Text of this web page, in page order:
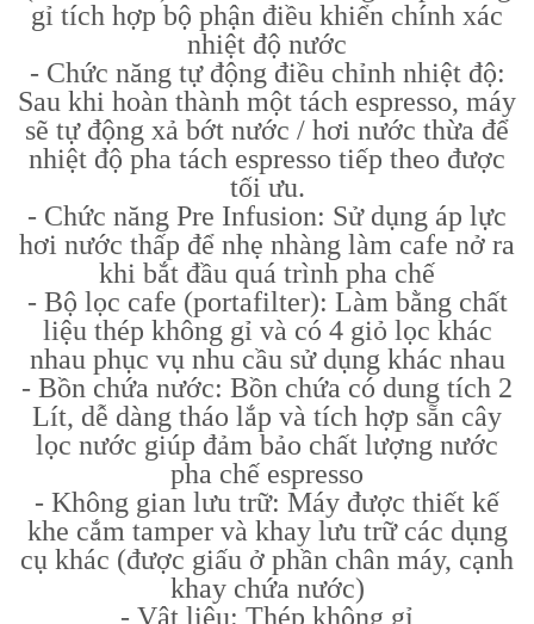
gỉ tích hợp bộ phận điều khiển chính xác
nhiệt độ nước
- Chức năng tự động điều chỉnh nhiệt độ:
Sau khi hoàn thành một tách espresso, máy
sẽ tự động xả bớt nước / hơi nước thừa để
nhiệt độ pha tách espresso tiếp theo được
tối ưu.
- Chức năng Pre Infusion: Sử dụng áp lực
hơi nước thấp để nhẹ nhàng làm cafe nở ra
khi bắt đầu quá trình pha chế
- Bộ lọc cafe (portafilter): Làm bằng chất
liệu thép không gỉ và có 4 giỏ lọc khác
nhau phục vụ nhu cầu sử dụng khác nhau
- Bồn chứa nước: Bồn chứa có dung tích 2
Lít, dễ dàng tháo lắp và tích hợp sẵn cây
lọc nước giúp đảm bảo chất lượng nước
pha chế espresso
- Không gian lưu trữ: Máy được thiết kế
khe cắm tamper và khay lưu trữ các dụng
cụ khác (được giấu ở phần chân máy, cạnh
khay chứa nước)
- Vật liệu: Thép không gỉ